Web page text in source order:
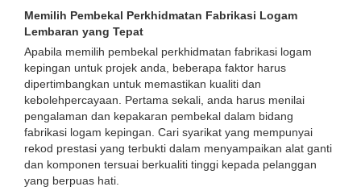
Memilih Pembekal Perkhidmatan Fabrikasi Logam
Lembaran yang Tepat
Apabila memilih pembekal perkhidmatan fabrikasi logam
kepingan untuk projek anda, beberapa faktor harus
dipertimbangkan untuk memastikan kualiti dan
kebolehpercayaan. Pertama sekali, anda harus menilai
pengalaman dan kepakaran pembekal dalam bidang
fabrikasi logam kepingan. Cari syarikat yang mempunyai
rekod prestasi yang terbukti dalam menyampaikan alat ganti
dan komponen tersuai berkualiti tinggi kepada pelanggan
yang berpuas hati.